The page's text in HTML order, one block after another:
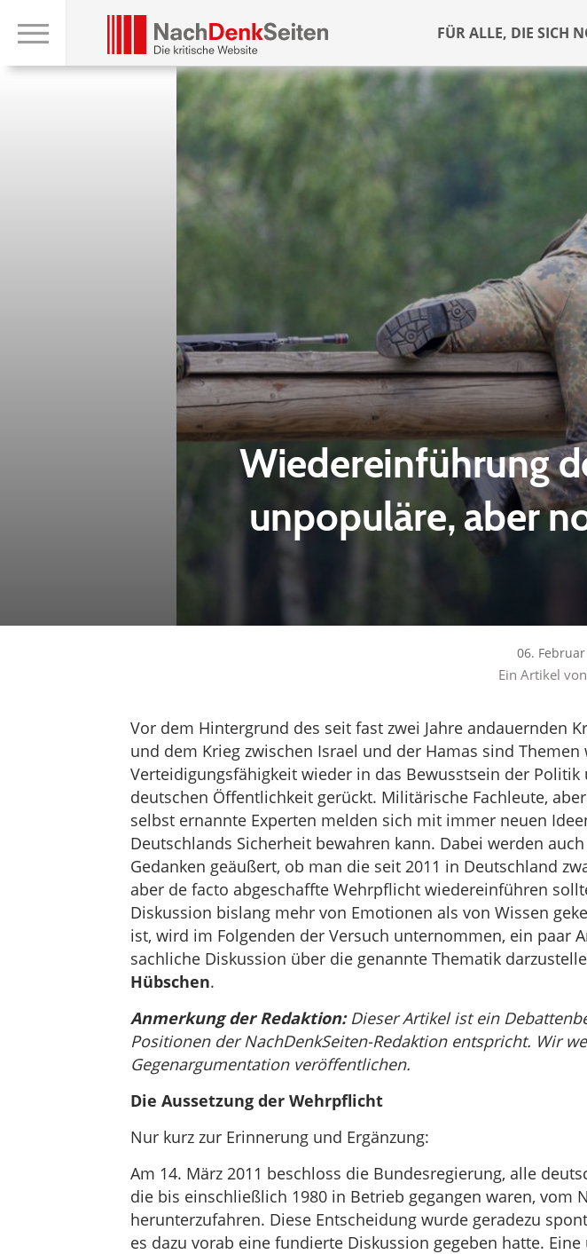
FÜR ALLE, DIE SICH
Wiedereinführung
unpopuläre, aber
06.
Ein Artikel von
Vor dem Hintergrund des seit fast zwei Jahre andauernden
und dem Krieg zwischen Israel und der Hamas sind
Verteidigungsfähigkeit wieder in das Bewusstsein der Politik
deutschen Öffentlichkeit gerückt. Militärische Fachleute,
selbst ernannte Experten melden sich mit immer neuen
Deutschlands Sicherheit bewahren kann. Dabei werden
Gedanken geäußert, ob man die seit 2011 in Deutschland
aber de facto abgeschaffte Wehrpflicht wiedereinführen
Diskussion bislang mehr von Emotionen als von Wissen
ist, wird im Folgenden der Versuch unternommen, ein paar
sachliche Diskussion über die genannte Thematik
Hübschen.
Anmerkung der Redaktion:Dieser Artikel ist ein
Positionen der NachDenkSeiten-Redaktion entspricht. Wir
Gegenargumentation veröffentlichen.
Die Aussetzung der Wehrpflicht
Nur kurz zur Erinnerung und Ergänzung:
Am 14. März 2011 beschloss die Bundesregierung, alle
die bis einschließlich 1980 in Betrieb gegangen waren, vom
herunterzufahren. Diese Entscheidung wurde geradezu
es dazu vorab eine fundierte Diskussion gegeben hatte. Eine